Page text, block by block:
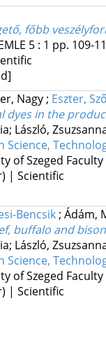
főbb
5: 1 pp. 109-
Nagy; Eszter,
dyes in the
László,
of Szeged
| Scientific
Bencsik; Ádám,
buffalo and
László,
of Szeged
| Scientific